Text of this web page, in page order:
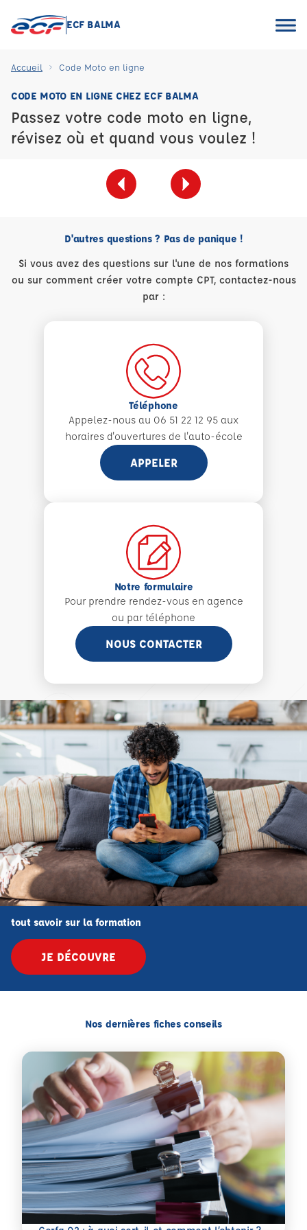
ECF BALMA
Accueil Code Moto en ligne
CODE MOTO EN LIGNE CHEZ ECF BALMA
Passez votre code moto en ligne,
révisez où et quand vous voulez !
D'autres questions ? Pas de panique !
Si vous avez des questions sur l'une de nos formations
ou sur comment créer votre compte CPT, contactez-nous
par :
Téléphone
Appelez-nous au 06 51 22 12 95 aux
horaires d'ouvertures de l'auto-école
APPELER
Notre formulaire
Pour prendre rendez-vous en agence
ou par téléphone
NOUS CONTACTER
tout savoir sur la formation
JE DÉCOUVRE
Nos dernières fiches conseils